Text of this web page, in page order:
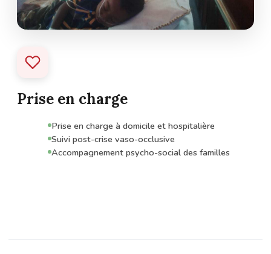
Prise en charge
Prise en charge à domicile et hospitalière
Suivi post-crise vaso-occlusive
Accompagnement psycho-social des familles